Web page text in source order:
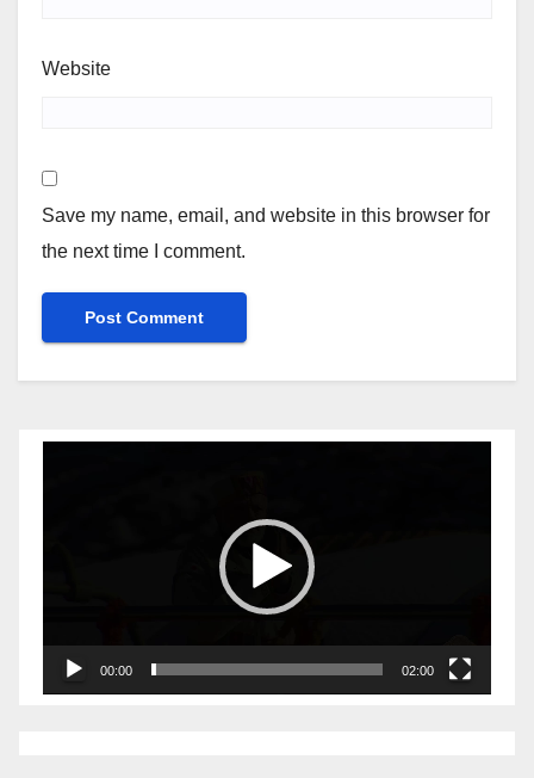
Website
Save my name, email, and website in this browser for
the next time I comment.
00:00 02:00